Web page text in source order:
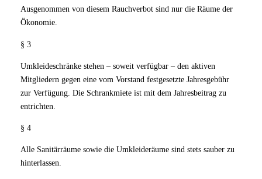
Ausgenommen von diesem Rauchverbot sind nur die Räume der
Ökonomie.
§ 3
Umkleideschränke stehen – soweit verfügbar – den aktiven
Mitgliedern gegen eine vom Vorstand festgesetzte Jahresgebühr
zur Verfügung. Die Schrankmiete ist mit dem Jahresbeitrag zu
entrichten.
§ 4
Alle Sanitärräume sowie die Umkleideräume sind stets sauber zu
hinterlassen.